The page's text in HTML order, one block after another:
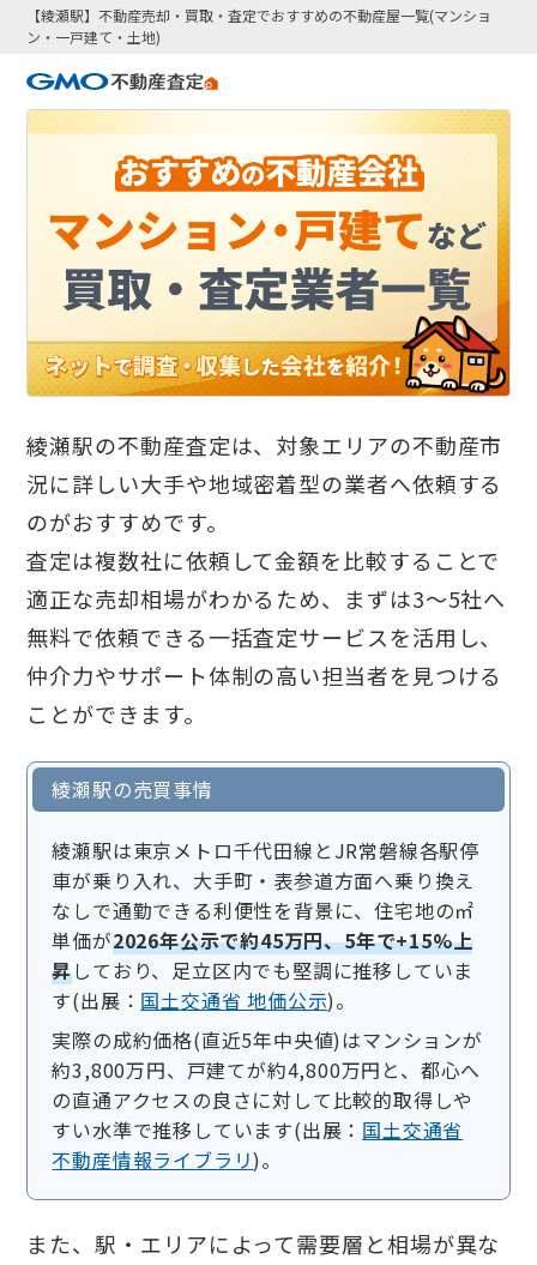
【綾瀬駅】不動産売却・買取・査定でおすすめの不動産屋一覧(マンショ
ン・一戸建て・土地)
綾瀬駅の不動産査定は、対象エリアの不動産市
況に詳しい大手や地域密着型の業者へ依頼する
のがおすすめです。
査定は複数社に依頼して金額を比較することで
適正な売却相場がわかるため、まずは3〜5社へ
無料で依頼できる一括査定サービスを活用し、
仲介力やサポート体制の高い担当者を見つける
ことができます。
綾瀬駅の売買事情
綾瀬駅は東京メトロ千代田線とJR常磐線各駅停
車が乗り入れ、大手町・表参道方面へ乗り換え
なしで通勤できる利便性を背景に、住宅地の㎡
単価が2026年公示で約45万円、5年で+15%上
昇しており、足立区内でも堅調に推移していま
す(出展： 国土交通省 地価公示)。
実際の成約価格(直近5年中央値)はマンションが
約3,800万円、戸建てが約4,800万円と、都心へ
の直通アクセスの良さに対して比較的取得しや
すい水準で推移しています(出展： 国土交通省
不動産情報ライブラリ)。
また、駅・エリアによって需要層と相場が異な